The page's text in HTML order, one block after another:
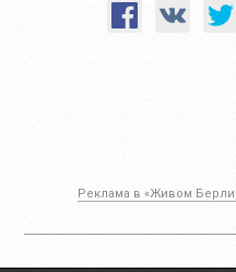
Реклама в «Живом